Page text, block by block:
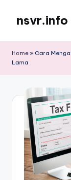
content
nsvr.info
Tersaji
Home » Cara
Lama